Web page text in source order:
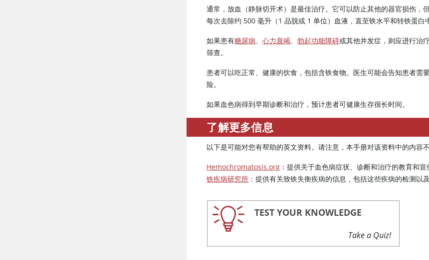
通常，放血（静脉切开术）是最佳治疗。它可以防止其他的器官损伤，
每次去除约 500 毫升（1 品脱或 1 单位）血液，直至铁水平和转铁蛋白
如果患有糖尿病、心力衰竭、勃起功能障碍或其他并发症，则应进行治
筛查。
患者可以吃正常、健康的饮食，包括含铁食物。医生可能会告知患者需
险。
如果血色病得到早期诊断和治疗，预计患者可健康生存很长时间。
了解更多信息
以下是可能对您有帮助的英文资料。请注意，本手册对该资料中的内容不
Hemochromatosis.org ：提供关于血色病症状、诊断和治疗的教育和宣
铁疾病研究所 ：提供有关致铁失衡疾病的信息，包括这些疾病的检测以
TEST YOUR KNOWLEDGE
Take a Quiz!